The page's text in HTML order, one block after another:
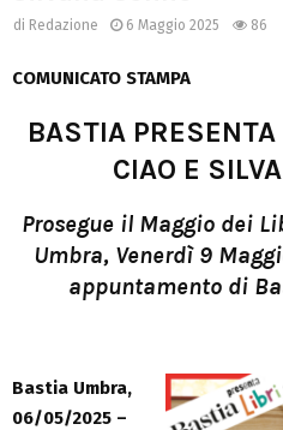
di Redazione 6 Maggio 2025 86
COMUNICATO STAMPA
BASTIA
CIAO E
Prosegue il Maggio dei
Umbra, Venerdì 9
appuntamento di
Bastia Umbra,
06/05/2025 –